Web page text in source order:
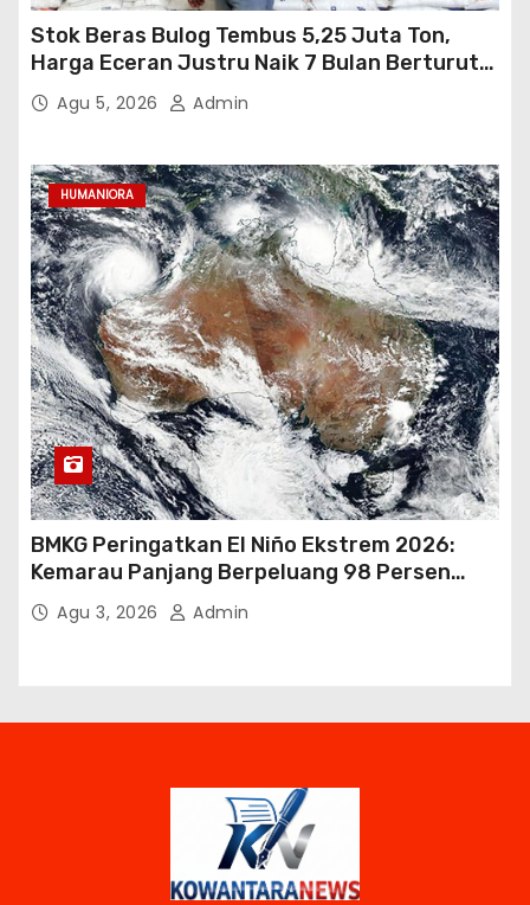
Stok Beras Bulog Tembus 5,25 Juta Ton,
Harga Eceran Justru Naik 7 Bulan Berturut-
TurutAgu 5, 2026 Admin
HUMANIORA
BMKG Peringatkan El Niño Ekstrem 2026:
Kemarau Panjang Berpeluang 98 Persen
hingga Awal 2027
Agu 3, 2026 Admin